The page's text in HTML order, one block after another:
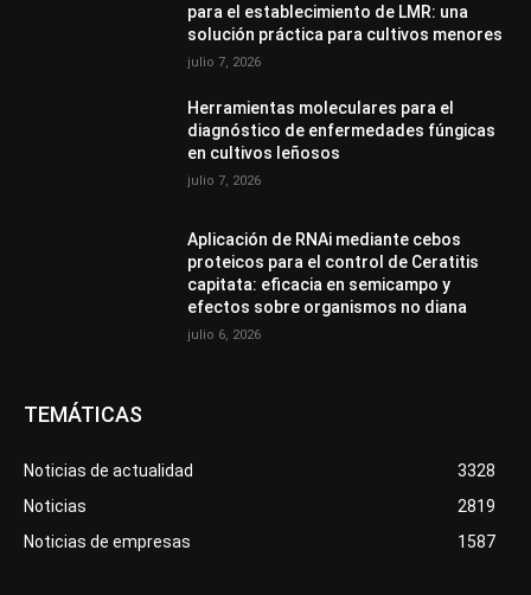
para el establecimiento de LMR: una
solución práctica para cultivos menores
julio 7, 2026
Herramientas moleculares para el
diagnóstico de enfermedades fúngicas
en cultivos leñosos
julio 7, 2026
Aplicación de RNAi mediante cebos
proteicos para el control de Ceratitis
capitata: eficacia en semicampo y
efectos sobre organismos no diana
julio 6, 2026
TEMÁTICAS
Noticias de actualidad
3328
Noticias
2819
Noticias de empresas
1587